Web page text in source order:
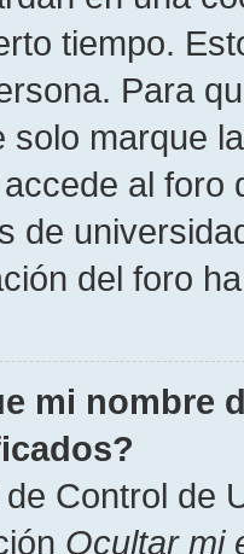
tiempo.
Para
solo marque
al foro
de
del foro
mi nombre
Control de
Ocultar mi